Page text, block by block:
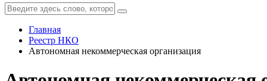
Главная
Реестр НКО
Автономная некоммерческая организация